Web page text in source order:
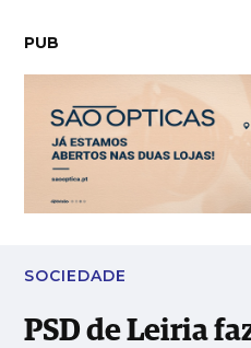
PUB
PSD de Leiria faz propostas
SOCIEDADE
PSD de Leiria